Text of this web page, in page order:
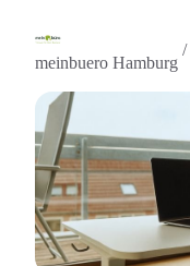
meinbuero Hamburg
/